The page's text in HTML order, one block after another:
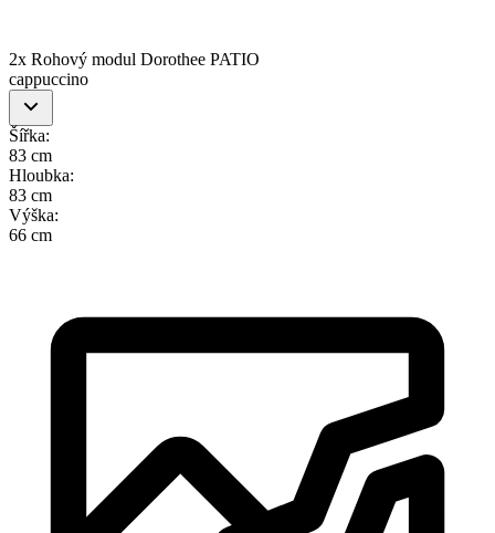
2x Rohový modul Dorothee PATIO
cappuccino
Šířka:
83 cm
Hloubka:
83 cm
Výška:
66 cm